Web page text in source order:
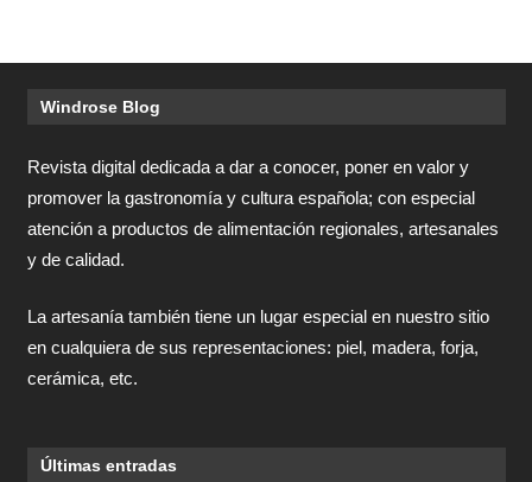
Windrose Blog
Revista digital dedicada a dar a conocer, poner en valor y
promover la gastronomía y cultura española; con especial
atención a productos de alimentación regionales, artesanales
y de calidad.
La artesanía también tiene un lugar especial en nuestro sitio
en cualquiera de sus representaciones: piel, madera, forja,
cerámica, etc.
Últimas entradas